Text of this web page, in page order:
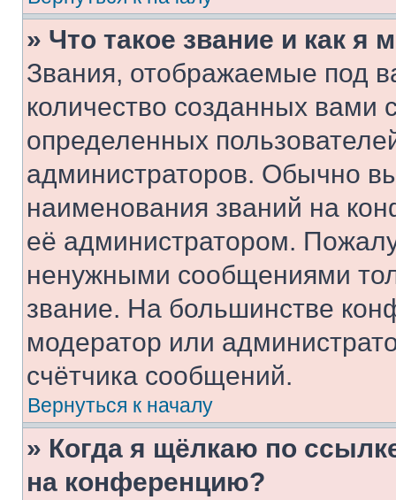
» Что такое звание и как я
Звания, отображаемые под
количество созданных
определенных
администраторов. Обычно
наименования званий на
её администратором.
ненужными сообщениями
звание. На большинстве
модератор или
счётчика сообщений.
Вернуться к началу
» Когда я щёлкаю по
на конференцию?